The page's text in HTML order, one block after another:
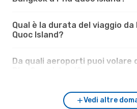
Qual è la durata del viaggio
Quoc Island?
Da quali aeroporti puoi volare
Vedi altre